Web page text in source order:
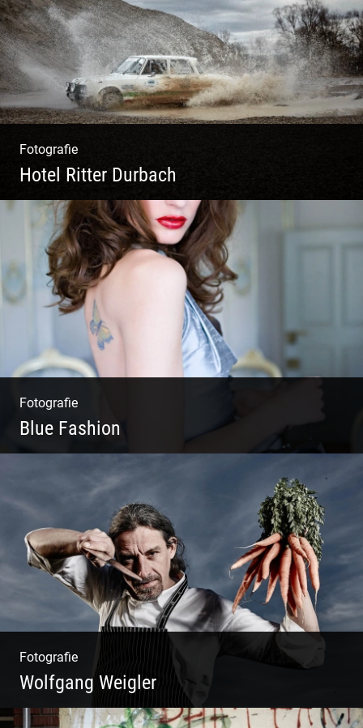
Fotografie
Hotel Ritter Durbach
Matsch|Oldtimer|Männer|Spass
Fotografie
Blue Fashion
Blue Fashion
Fotografie
Wolfgang Weigler